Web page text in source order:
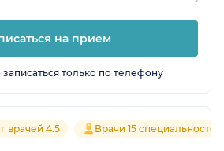
на прием
только по телефону
врачей 4.5 Врачи 15 специальностей